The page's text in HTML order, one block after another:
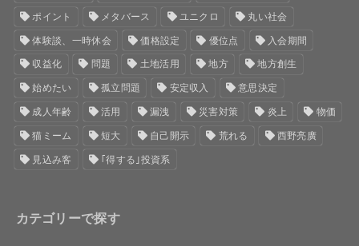
ポイント メタバース ユニクロ 丸い社会
体験談、一時休会 価格設定 優位点 入会期間
収益化 問題 土地活用 地方 地方創生
始めたい 孤立問題 安定収入 意思決定
成人年齢 活用 漏洩 災害対策 炎上 物価
猫ミーム 短大 自己開示 荒れる 西野亮廣
見込み客 ｢得する｣投資系
カテゴリーで探す